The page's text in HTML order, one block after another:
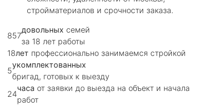
стройматериалов и срочности заказа.
857
довольных семей
за 18 лет работы
18лет профессионально занимаемся стройкой
5
укомплектованных
бригад, готовых к выезду
24
часа от заявки до выезда на объект и начала
работ